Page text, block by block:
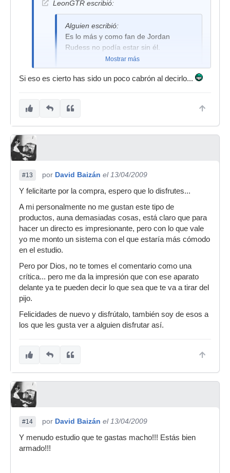
LeonGTR escribió:
Alguien escribió:
Es lo más y como fan de Jordan
Rudess no podía estar sin él.
cambio su OASYS por un Fantom G8
Mostrar más
Si eso es cierto has sido un poco cabrón al decirlo...
#13 por David Baizán el 13/04/2009
Y felicitarte por la compra, espero que lo disfrutes...
A mi personalmente no me gustan este tipo de
productos, auna demasiadas cosas, está claro que para
hacer un directo es impresionante, pero con lo que vale
yo me monto un sistema con el que estaría más cómodo
en el estudio.
Pero por Dios, no te tomes el comentario como una
crítica... pero me da la impresión que con ese aparato
delante ya te pueden decir lo que sea que te va a tirar del
pijo.
Felicidades de nuevo y disfrútalo, también soy de esos a
los que les gusta ver a alguien disfrutar así.
#14 por David Baizán el 13/04/2009
Y menudo estudio que te gastas macho!!! Estás bien
armado!!!